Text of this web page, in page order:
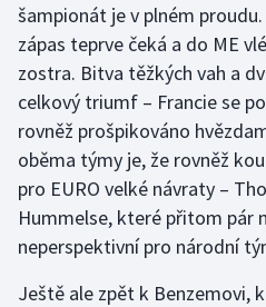
šampionát je v plném
zápas teprve čeká a do ME
zostra. Bitva těžkých vah a
celkový triumf –⁠ Francie se
rovněž prošpikováno
oběma týmy je, že rovněž
pro EURO velké návraty –⁠
Hummelse, které přitom pár
neperspektivní pro národní
Ještě ale zpět k Benzemovi,